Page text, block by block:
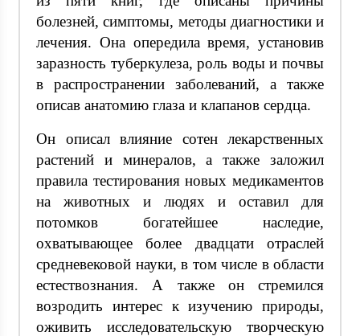
болезней, симптомы, методы диагностики и
лечения. Она опередила время, установив
заразность туберкулеза, роль воды и почвы
в распространении заболеваний, а также
описав анатомию глаза и клапанов сердца.
Он описал влияние сотен лекарственных
растений и минералов, а также заложил
правила тестирования новых медикаментов
на животных и людях и оставил для
потомков богатейшее наследие,
охватывающее более двадцати отраслей
средневековой науки, в том числе в области
естествознания. А также он стремился
возродить интерес к изучению природы,
оживить исследовательскую творческую